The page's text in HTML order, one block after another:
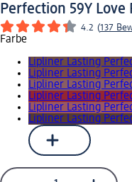
Perfection 59Y Love
4.2 (137
Farbe
Lipliner Lasting
Lipliner Lasting
Lipliner Lasting
Lipliner Lasting
Lipliner Lasting
Lipliner Lasting